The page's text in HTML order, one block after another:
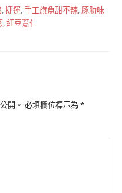
,捷運,手工旗魚甜不辣,豚肋味
,紅豆薏仁
開。 必填欄位標示為*